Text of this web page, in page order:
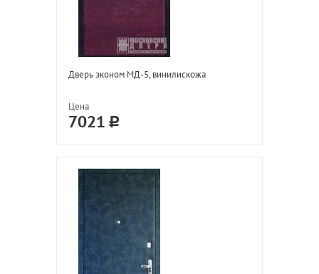
Дверь эконом МД-5, винилискожа
Цена
7021